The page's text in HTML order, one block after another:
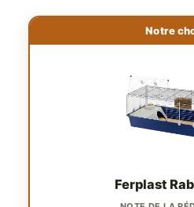
Notre
Ferplast